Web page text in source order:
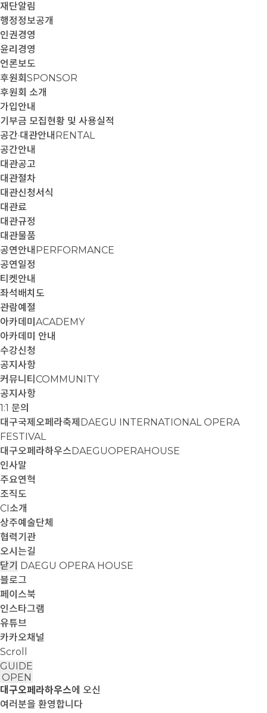
재단알림
행정정보공개
인권경영
윤리경영
언론보도
후원회 SPONSOR
후원회 소개
가입안내
기부금 모집현황 및 사용실적
공간·대관안내 RENTAL
공간안내
대관공고
대관절차
대관신청서식
대관료
대관규정
대관물품
공연안내 PERFORMANCE
공연일정
티켓안내
좌석배치도
관람예절
아카데미 ACADEMY
아카데미 안내
수강신청
공지사항
커뮤니티 COMMUNITY
공지사항
1:1 문의
대구국제오페라축제 DAEGU INTERNATIONAL OPERA
FESTIVAL
대구오페라하우스DAEGUOPERAHOUSE
인사말
주요연혁
조직도
CI소개
상주예술단체
협력기관
오시는길
닫기 DAEGU OPERA HOUSE
블로그
페이스북
인스타그램
유튜브
카카오채널
Scroll
GUIDE
OPEN
대구오페라하우스에 오신
여러분을 환영합니다